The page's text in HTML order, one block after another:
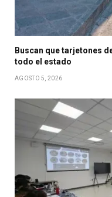
Buscan que tarjetones
todo el estado
AGOSTO 5, 2026